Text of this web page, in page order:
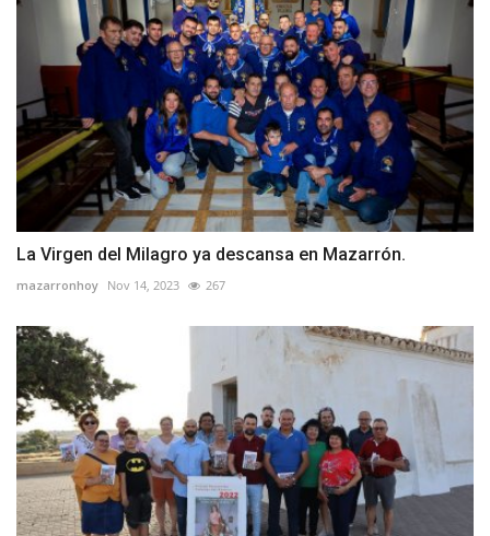
La Virgen del Milagro ya descansa en Mazarrón.
mazarronhoy Nov 14, 2023 267